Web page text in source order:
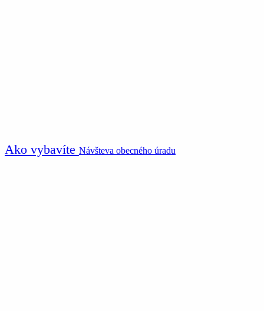
Ako vybavíte Návšteva obecného úradu